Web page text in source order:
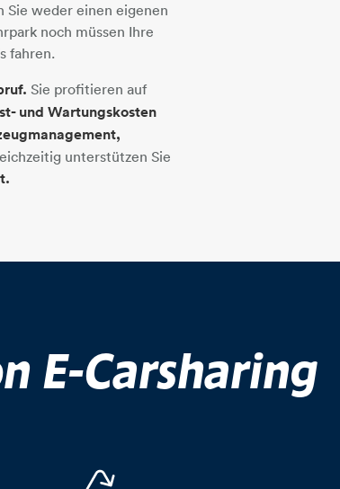
Sie weder einen eigenen
noch müssen Ihre
fahren.
Sie profitieren auf
und Wartungskosten
unterstützen Sie
E-Carsharing